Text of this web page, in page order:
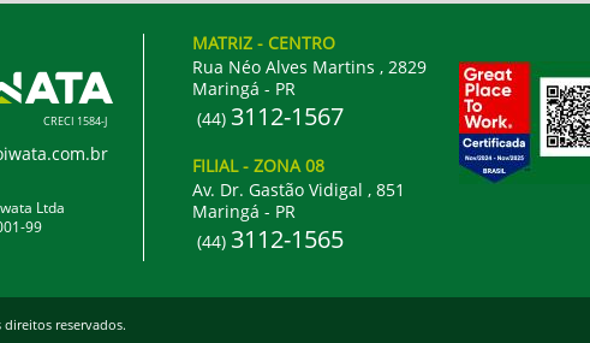
CRECI 1584-J
Ltda
99
MATRIZ - CENTRO
Rua Néo Alves Martins , 2829
Maringá - PR
(44) 3112-1567
FILIAL- ZONA 08
Av. Dr. Gastão Vidigal , 851
Maringá - PR
(44) 3112-1565
reservados.